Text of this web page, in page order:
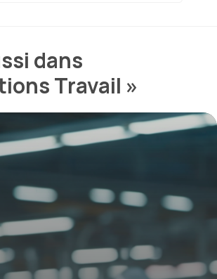
dans
Travail »